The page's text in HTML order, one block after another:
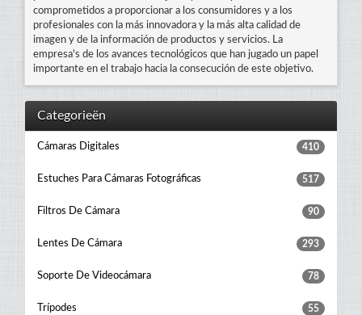
comprometidos a proporcionar a los consumidores y a los
profesionales con la más innovadora y la más alta calidad de
imagen y de la información de productos y servicios. La
empresa's de los avances tecnológicos que han jugado un papel
importante en el trabajo hacia la consecución de este objetivo.
Categorieën
Cámaras Digitales 410
Estuches Para Cámaras Fotográficas 517
Filtros De Cámara 90
Lentes De Cámara 293
Soporte De Videocámara 78
Trípodes 55